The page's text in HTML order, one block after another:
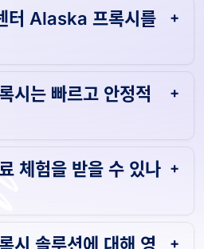
터 Alaska 프록시를
시는 빠르고 안정적
체험을 받을 수 있나
시 솔루션에 대해 영